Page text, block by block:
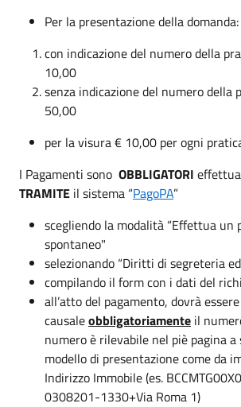
Per la presentazione della domanda:
con indicazione del numero della
10,00
senza indicazione del numero della
50,00
per la visura € 10,00 per ogni
I Pagamenti sono OBBLIGATORI
TRAMITE il sistema “PagoPA”
scegliendo la modalità “Effettua un
spontaneo"
selezionando “Diritti di segreteria
compilando il form con i dati del
all’atto del pagamento, dovrà
causaleobbligatoriamente il
numero è rilevabile nel piè pagina
modello di presentazione come da
Indirizzo Immobile (es.
0308201-1330+Via Roma 1)